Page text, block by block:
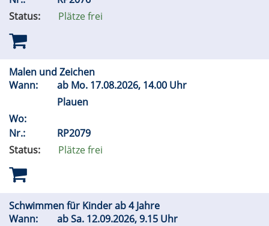
Status:
Plätze frei
Malen und Zeichen
Wann:
ab Mo. 17.08.2026, 14.00 Uhr
Plauen
Wo:
Nr.:
RP2079
Status:
Plätze frei
Schwimmen für Kinder ab 4 Jahre
Wann:
abSa. 12.09.2026, 9.15 Uhr